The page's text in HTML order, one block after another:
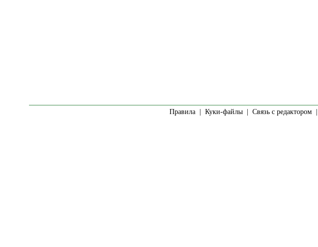
Правила| Куки-файлы| Связь с редактором|